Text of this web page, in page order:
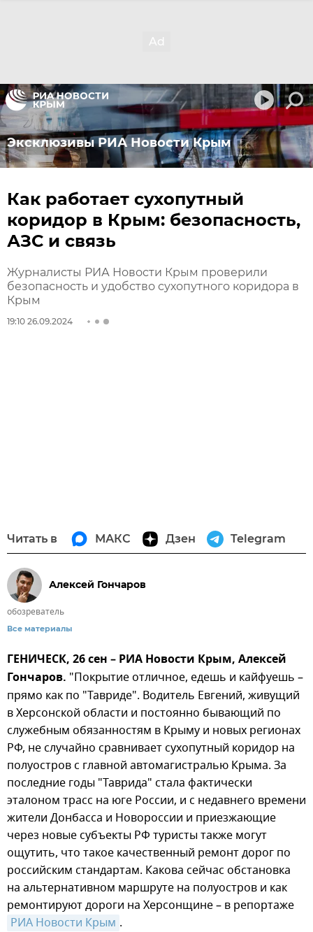
Эксклюзивы РИА Новости Крым
Как работает сухопутный
коридор в Крым: безопасность,
АЗС и связь
Журналисты РИА Новости Крым проверили
безопасность и удобство сухопутного коридора в
Крым
19:10 26.09.2024
Читать в МАКС Дзен Telegram
Алексей Гончаров
обозреватель
Все материалы
ГЕНИЧЕСК, 26 сен – РИА Новости Крым, Алексей
Гончаров. "Покрытие отличное, едешь и кайфуешь –
прямо как по "Тавриде". Водитель Евгений, живущий
в Херсонской области и постоянно бывающий по
служебным обязанностям в Крыму и новых регионах
РФ, не случайно сравнивает сухопутный коридор на
полуостров с главной автомагистралью Крыма. За
последние годы "Таврида" стала фактически
эталоном трасс на юге России, и с недавнего времени
жители Донбасса и Новороссии и приезжающие
через новые субъекты РФ туристы также могут
ощутить, что такое качественный ремонт дорог по
российским стандартам. Какова сейчас обстановка
на альтернативном маршруте на полуостров и как
ремонтируют дороги на Херсонщине – в репортаже
РИА Новости Крым .